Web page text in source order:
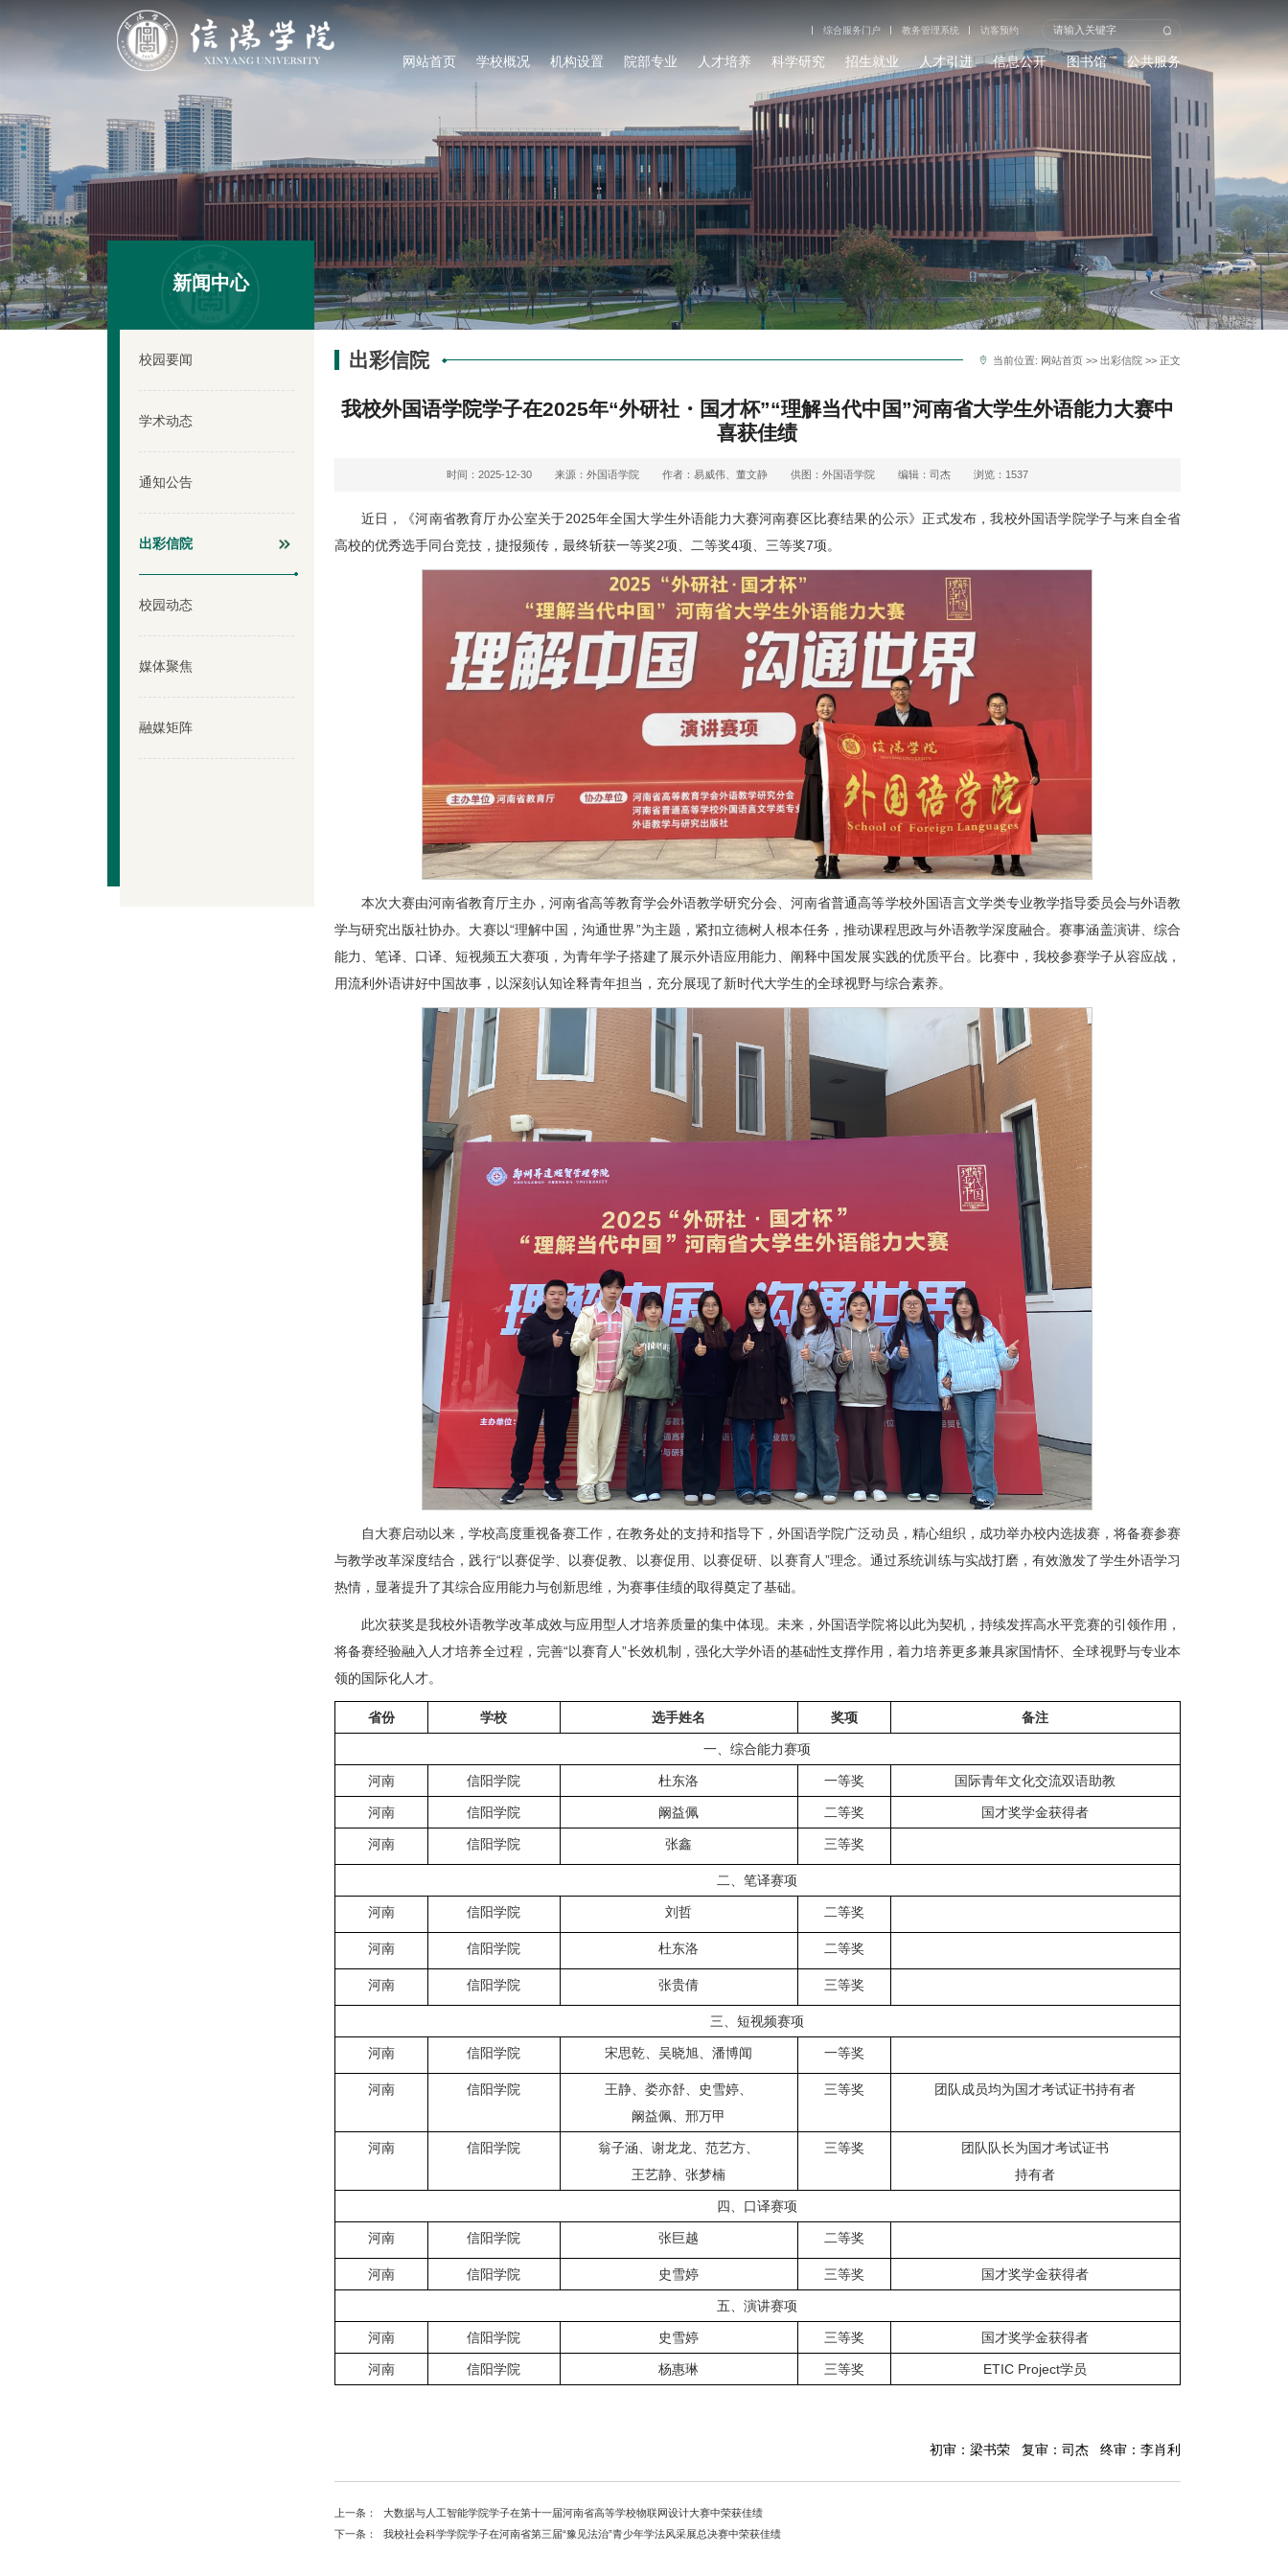
综合服务门户 教务管理系统 访客预约
网站首页 学校概况 机构设置 院部专业 人才培养 科学研究 招生就业 人才引进 信息公开 图书馆 公共服务
新闻中心
校园要闻
学术动态
通知公告
出彩信院
校园动态
媒体聚焦
融媒矩阵
出彩信院 当前位置: 网站首页 >> 出彩信院 >> 正文
我校外国语学院学子在2025年“外研社・国才杯”“理解当代中国”河南省大学生外语能力大赛中
喜获佳绩
时间：2025-12-30 来源：外国语学院 作者：易威伟、董文静 供图：外国语学院 编辑：司杰 浏览： 1537
近日，《河南省教育厅办公室关于2025年全国大学生外语能力大赛河南赛区比赛结果的公示》正式发布，我校外国语学院学子与来自全省
高校的优秀选手同台竞技，捷报频传，最终斩获一等奖2项、二等奖4项、三等奖7项。
本次大赛由河南省教育厅主办，河南省高等教育学会外语教学研究分会、河南省普通高等学校外国语言文学类专业教学指导委员会与外语教
学与研究出版社协办。大赛以“理解中国，沟通世界”为主题，紧扣立德树人根本任务，推动课程思政与外语教学深度融合。赛事涵盖演讲、综合
能力、笔译、口译、短视频五大赛项，为青年学子搭建了展示外语应用能力、阐释中国发展实践的优质平台。比赛中，我校参赛学子从容应战，
用流利外语讲好中国故事，以深刻认知诠释青年担当，充分展现了新时代大学生的全球视野与综合素养。
自大赛启动以来，学校高度重视备赛工作，在教务处的支持和指导下，外国语学院广泛动员，精心组织，成功举办校内选拔赛，将备赛参赛
与教学改革深度结合，践行“以赛促学、以赛促教、以赛促用、以赛促研、以赛育人”理念。通过系统训练与实战打磨，有效激发了学生外语学习
热情，显著提升了其综合应用能力与创新思维，为赛事佳绩的取得奠定了基础。
此次获奖是我校外语教学改革成效与应用型人才培养质量的集中体现。未来，外国语学院将以此为契机，持续发挥高水平竞赛的引领作用，
将备赛经验融入人才培养全过程，完善“以赛育人”长效机制，强化大学外语的基础性支撑作用，着力培养更多兼具家国情怀、全球视野与专业本
领的国际化人才。
省份 学校 选手姓名 奖项 备注
一、综合能力赛项
河南 信阳学院 杜东洛 一等奖 国际青年文化交流双语助教
河南 信阳学院 阚益佩 二等奖 国才奖学金获得者
河南 信阳学院 张鑫 三等奖
二、笔译赛项
河南 信阳学院 刘哲 二等奖
河南 信阳学院 杜东洛 二等奖
河南 信阳学院 张贵倩 三等奖
三、短视频赛项
河南 信阳学院 宋思乾、吴晓旭、潘博闻 一等奖
河南 信阳学院
王静、娄亦舒、史雪婷、
阚益佩、邢万甲
三等奖 团队成员均为国才考试证书持有者
河南 信阳学院
翁子涵、谢龙龙、范艺方、
王艺静、张梦楠
三等奖
团队队长为国才考试证书
持有者
四、口译赛项
河南 信阳学院 张巨越 二等奖
河南 信阳学院 史雪婷 三等奖 国才奖学金获得者
五、演讲赛项
河南 信阳学院 史雪婷 三等奖 国才奖学金获得者
河南 信阳学院 杨惠琳 三等奖 ETIC Project学员
初审：梁书荣 复审：司杰 终审：李肖利
上一条：
大数据与人工智能学院学子在第十一届河南省高等学校物联网设计大赛中荣获佳绩
下一条：
我校社会科学学院学子在河南省第三届“豫见法治”青少年学法风采展总决赛中荣获佳绩